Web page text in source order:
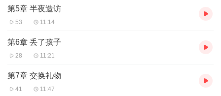
第5章 半夜造访
53 11:14
第6章 丢了孩子
28 11:21
第7章 交换礼物
41 11:47